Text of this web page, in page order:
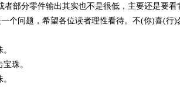
者部分零件输出其实也不是很低，主要还是要
个问题，希望各位读者理性看待。不(你)喜(行)
珠。